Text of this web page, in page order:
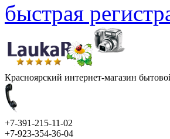
быстрая
Красноярский интернет-магазин
+7-391-215-11-02
+7-923-354-36-04